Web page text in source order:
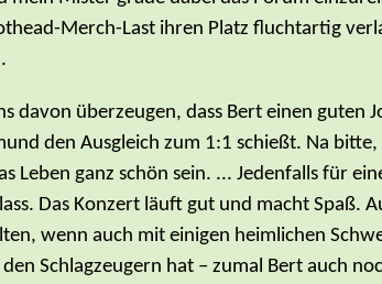
Merch-Last ihren Platz fluchtartig
davon überzeugen, dass Bert einen guten
den Ausgleich zum 1:1 schießt. Na
Leben ganz schön sein. ... Jedenfalls für
Das Konzert läuft gut und macht Spaß.
wenn auch mit einigen heimlichen
Schlagzeugern hat – zumal Bert auch